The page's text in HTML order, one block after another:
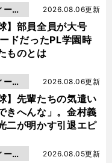
】部員全員が大号
ドだったPL学園時
ものとは
2026.08.06更新
ーバ
】先輩たちの気遣い
きへんな」。金村義
二が明かす引退エピ
2026.08.06更新
ーバ
2026.08.05更新
ーバ